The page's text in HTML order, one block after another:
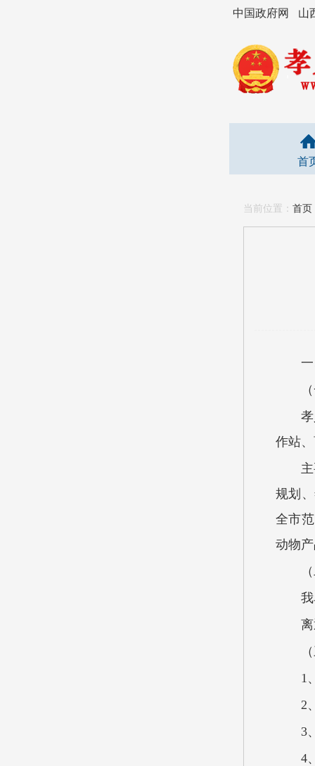
中国政府网 山
首
当前位置： 首页
作站
规划
全市
动物
1
2
3
4